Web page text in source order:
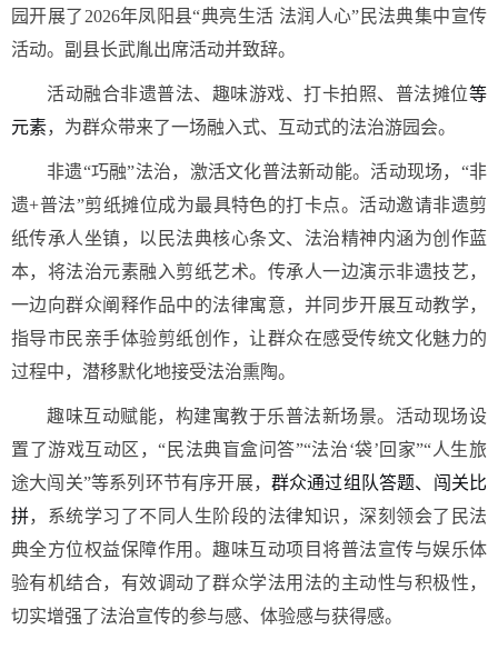
园开展了2026年凤阳县“典亮生活 法润人心”民法典集中宣传
活动。副县长武胤出席活动并致辞。
活动融合非遗普法、趣味游戏、打卡拍照、普法摊位等
元素，为群众带来了一场融入式、互动式的法治游园会。
非遗“巧融”法治，激活文化普法新动能。活动现场，“非
遗+普法”剪纸摊位成为最具特色的打卡点。活动邀请非遗剪
纸传承人坐镇，以民法典核心条文、法治精神内涵为创作蓝
本，将法治元素融入剪纸艺术。传承人一边演示非遗技艺，
一边向群众阐释作品中的法律寓意，并同步开展互动教学，
指导市民亲手体验剪纸创作，让群众在感受传统文化魅力的
过程中，潜移默化地接受法治熏陶。
趣味互动赋能，构建寓教于乐普法新场景。活动现场设
置了游戏互动区，“民法典盲盒问答”“法治‘袋’回家”“人生旅
途大闯关”等系列环节有序开展， 群众通过组队答题、闯关比
拼，系统学习了不同人生阶段的法律知识，深刻领会了民法
典全方位权益保障作用。趣味互动项目将普法宣传与娱乐体
验有机结合，有效调动了群众学法用法的主动性与积极性，
切实增强了法治宣传的参与感、体验感与获得感。